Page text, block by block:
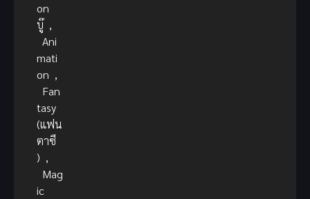
on
บู๊ ,
Ani
mati
on ,
Fan
tasy
(แฟน
ตาซี
) ,
Mag
ic